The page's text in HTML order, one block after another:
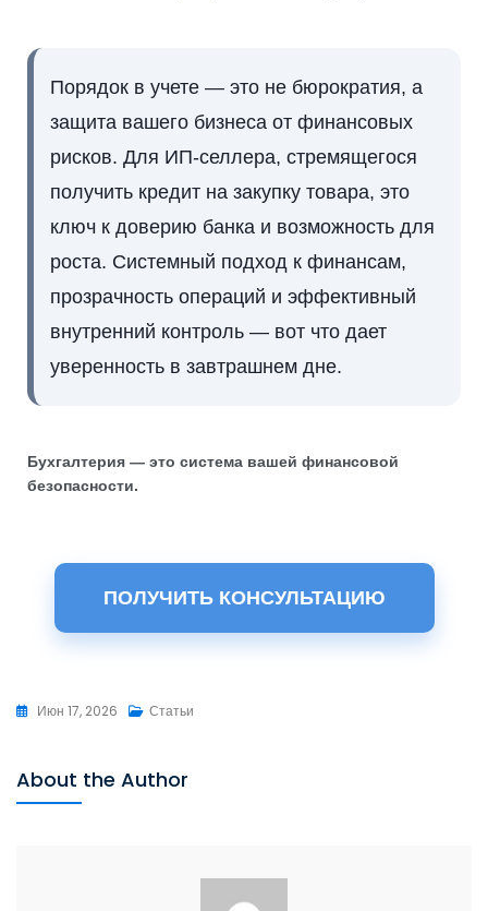
Порядок в учете — это не бюрократия, а
защита вашего бизнеса от финансовых
рисков. Для ИП-селлера, стремящегося
получить кредит на закупку товара, это
ключ к доверию банка и возможность для
роста. Системный подход к финансам,
прозрачность операций и эффективный
внутренний контроль — вот что дает
уверенность в завтрашнем дне.
Бухгалтерия — это система вашей финансовой
безопасности.
ПОЛУЧИТЬ КОНСУЛЬТАЦИЮ
Июн 17, 2026 Статьи
About the Author